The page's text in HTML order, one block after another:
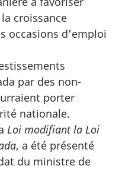
croissance
occasions d’emploi
par des non-
porter
nationale.
Loi modifiant la Loi
, a été présenté
du ministre de